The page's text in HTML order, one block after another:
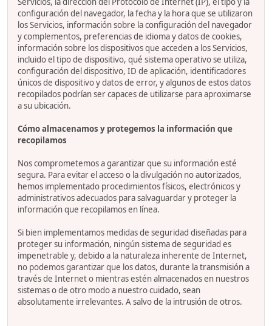
configuración del navegador, la fecha y la hora que se utilizaron
los Servicios, información sobre la configuración del navegador
y complementos, preferencias de idioma y datos de cookies,
información sobre los dispositivos que acceden a los Servicios,
incluido el tipo de dispositivo, qué sistema operativo se utiliza,
configuración del dispositivo, ID de aplicación, identificadores
únicos de dispositivo y datos de error, y algunos de estos datos
recopilados podrían ser capaces de utilizarse para aproximarse
a su ubicación.
Cómo almacenamos y protegemos la información que
recopilamos
Nos comprometemos a garantizar que su información esté
segura. Para evitar el acceso o la divulgación no autorizados,
hemos implementado procedimientos físicos, electrónicos y
administrativos adecuados para salvaguardar y proteger la
información que recopilamos en línea.
Si bien implementamos medidas de seguridad diseñadas para
proteger su información, ningún sistema de seguridad es
impenetrable y, debido a la naturaleza inherente de Internet,
no podemos garantizar que los datos, durante la transmisión a
través de Internet o mientras estén almacenados en nuestros
sistemas o de otro modo a nuestro cuidado, sean
absolutamente irrelevantes. A salvo de la intrusión de otros.